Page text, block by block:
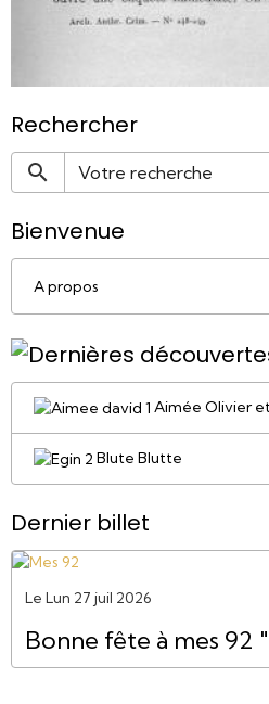
Rechercher
Bienvenue
A propos
Aimée Olivier
Blute Blutte
Dernier billet
Le Lun 27 juil 2026
Bonne fête à mes 92